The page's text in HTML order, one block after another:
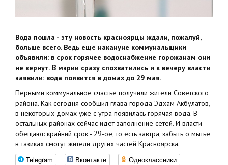
Вода пошла - эту новость красноярцы ждали, пожалуй,
больше всего. Ведь еще накануне коммунальщики
объявили: в срок горячее водоснабжение горожанам они
не вернут. В мэрии сразу спохватились и к вечеру власти
заявили: вода появится в домах до 29 мая.
Первыми коммунальное счастье получили жители Советского
района. Как сегодня сообщил глава города Эдхам Акбулатов,
в некоторых домах уже с утра появилась горячая вода. В
остальных районах сейчас идет заполнение сетей. И власти
обещают: крайний срок - 29-ое, то есть завтра, забыть о мытье
в тазиках смогут жители других частей Красноярска.
Telegram Вконтакте Одноклассники